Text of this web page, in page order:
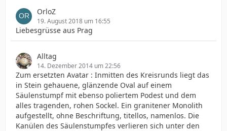
OrloZ
19. August 2018 um 16:55
Liebesgrüsse aus Prag
Alltag
14. Dezember 2014 um 22:56
Zum ersetzten Avatar : Inmitten des Kreisrunds liegt das
in Stein gehauene, glänzende Oval auf einem
Säulenstumpf mit ebenso poliertem Podest und dem
alles tragenden, rohen Sockel. Ein granitener Monolith
aufgestellt, ohne Beschriftung, titellos, namenlos. Die
Kanülen des Säulenstumpfes verlieren sich unter den